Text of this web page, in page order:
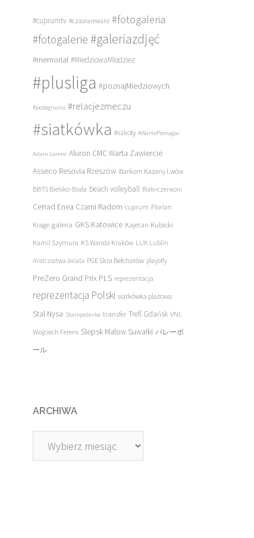
#cuprumtv #czasnarewanż #fotogaleria
#fotogalerie #galeriazdjęć
#memoriał #MiedziowaMlodziez
#plusliga #poznajMiedziowych
#pożegnania #relacjezmeczu
#siatkówka #szkoły #WartoPomagac
Adam Lorenc Aluron CMC Warta Zawiercie
Asseco Resovia Rzeszów Barkom Każany Lwów
BBTS Bielsko-Biała beach volleyball Biało-czerwoni
Cerrad Enea Czarni Radom cuprum Florian
Krage galeria GKS Katowice Kajetan Kubicki
Kamil Szymura KS Wanda Kraków LUK Lublin
mistrzostwa świata PGE Skra Bełchatów playoffy
PreZero Grand Prix PLS reprezentacja
reprezentacja Polski siatkówka plażowa
Stal Nysa Staropolanka transfer Trefl Gdańsk VNL
Wojciech Ferens Ślepsk Malow Suwałki バレーボ
ール
ARCHIWA
Archiwa